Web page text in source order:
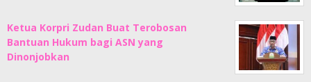
Ketua Korpri Zudan Buat Terobosan
Bantuan Hukum bagi ASN yang
Dinonjobkan